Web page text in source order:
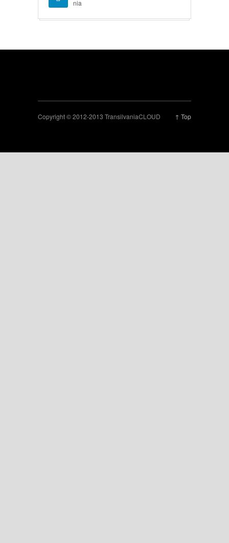
nia
Copyright © 2012-2013 TransilvaniaCLOUD ↑ Top